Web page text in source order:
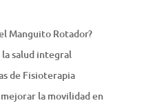
Manguito Rotador?
salud integral
de Fisioterapia
la movilidad en